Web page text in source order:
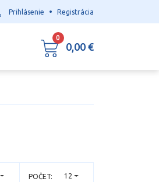
POČET: 12
Prihlásenie • Registrácia
0
0,00 €